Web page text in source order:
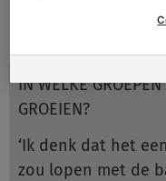
IN WELKE
GROEIEN?
‘Ik denk dat het
zou lopen met de